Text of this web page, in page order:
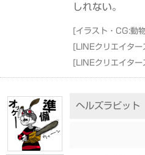
しれない。
[イラスト・CG:動
[ LINEクリエイタ
[ LINEクリエイタ
ヘルズラビット